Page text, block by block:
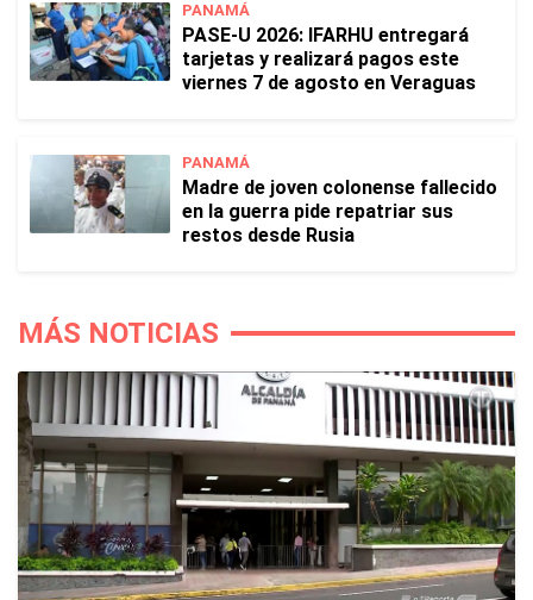
PANAMÁ
PASE-U 2026: IFARHU entregará
tarjetas y realizará pagos este
viernes 7 de agosto en Veraguas
PANAMÁ
Madre de joven colonense fallecido
en la guerra pide repatriar sus
restos desde Rusia
MÁS NOTICIAS